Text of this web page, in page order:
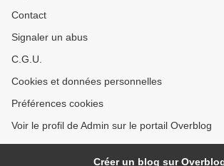
Contact
Signaler un abus
C.G.U.
Cookies et données personnelles
Préférences cookies
Voir le profil de Admin sur le portail Overblog
Créer un blog sur